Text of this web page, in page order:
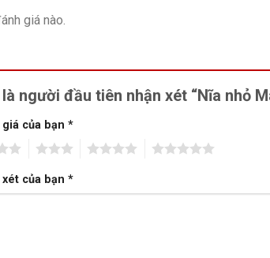
giá nào.
người đầu tiên nhận xét “Nĩa nhỏ
của bạn *
xét của bạn *